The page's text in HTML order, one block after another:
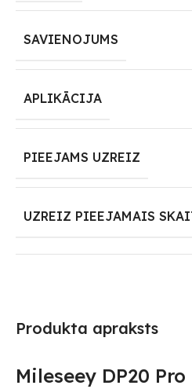
Produkta apraksts
Mileseey DP20
SAVIENOJUMS
APLIKĀCIJA
PIEEJAMS UZREIZ
UZREIZ PIEEJAMAIS